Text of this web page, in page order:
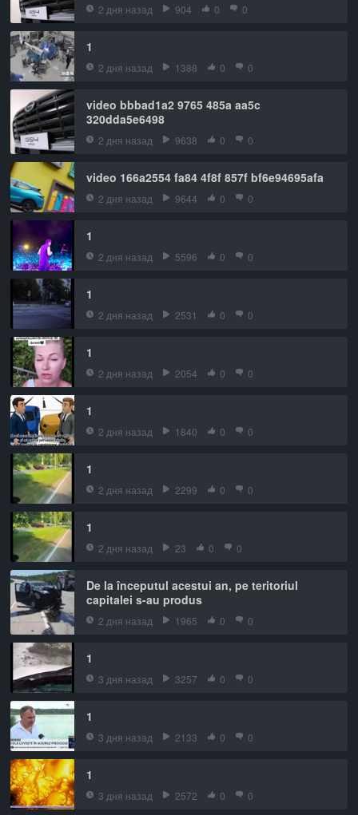
2 дня назад 904 0 0
1
2 дня назад 1388 0 0
video bbbad1a2 9765 485a aa5c
320dda5e6498
2 дня назад 9638 0 0
video 166a2554 fa84 4f8f 857f bf6e94695afa
2 дня назад 9644 0 0
1
2 дня назад 5596 0 0
1
2 дня назад 2531 0 0
1
2 дня назад 2054 0 0
1
2 дня назад 1840 0 0
1
2 дня назад 2299 0 0
1
2 дня назад 23 0 0
De la începutul acestui an, pe teritoriul
capitalei s-au produs
2 дня назад 1965 0 0
1
3 дня назад 3257 0 0
1
3 дня назад 2133 0 0
1
3 дня назад 2572 0 0